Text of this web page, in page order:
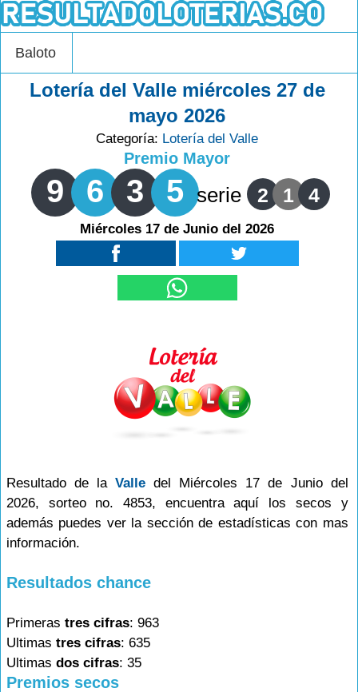
Baloto
Lotería del Valle miércoles 27 de
mayo 2026
Categoría: Lotería del Valle
Premio Mayor
9 6 3 5 serie 2 1 4
Miércoles 17 de Junio del 2026
Resultado de laValle del Miércoles 17 de Junio del
2026, sorteo no. 4853, encuentra aquí los secos y
además puedes ver la sección de estadísticas con mas
información.
Resultados chance
Primeras tres cifras: 963
Ultimas tres cifras: 635
Ultimas dos cifras: 35
Premios secos